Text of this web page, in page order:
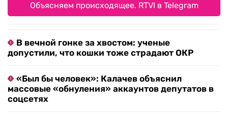
Объясняем происходящее. RTVI в Telegram
В вечной гонке за хвостом: ученые
допустили, что кошки тоже страдают ОКР
«Был бы человек»: Калачев объяснил
массовые «обнуления» аккаунтов депутатов в
соцсетях